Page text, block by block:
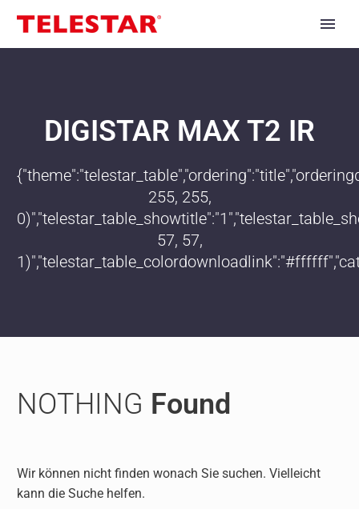
DIGISTAR MAX T2 IR
255, 255,
57, 57,
NOTHING Found
Wir können nicht finden wonach Sie suchen. Vielleicht
kann die Suche helfen.